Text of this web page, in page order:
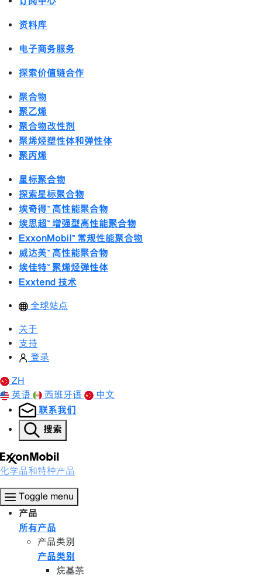
资料库
电子商务服务
探索价值链合作
聚合物
聚乙烯
聚合物改性剂
聚烯烃塑性体和弹性体
聚丙烯
星标聚合物
探索星标聚合物
埃奇得™ 高性能聚合物
埃思超™ 增强型高性能聚合物
ExxonMobil™ 常规性能聚合物
威达美™ 高性能聚合物
埃佳特™ 聚烯烃弹性体
Exxtend 技术
全球站点
关于
支持
登录
ZH
英语
西班牙语 中文
联系我们
搜索
化学品和特种产品
Toggle menu
产品
所有产品
产品类别
产品类别
烷基萘